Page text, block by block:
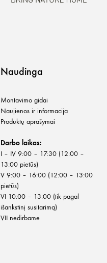
Naudinga
Montavimo gidai
Naujienos ir informacija
Produktų aprašymai
Darbo laikas:
I – IV 9:00 – 17:30 (12:00 –
13:00 pietūs)
V 9:00 – 16:00 (12:00 – 13:00
pietūs)
VI 10:00 – 13:00 (tik pagal
išankstinį susitarimą)
VII nedirbame